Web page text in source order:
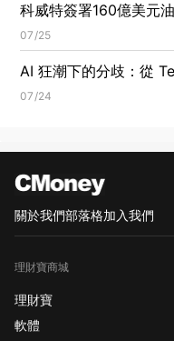
科威特簽署160億美元
資投資！
07/25
AI 狂潮下的分歧：從
大賺，華爾街正重塑「
07/24
關於我們部落格加入我們
理財寶商城
理財寶
軟體